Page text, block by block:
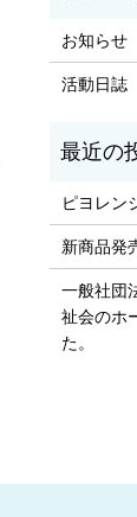
お知らせ
活動日誌
ピヨレン
新商品発
一般社団
祉会のホ
た。